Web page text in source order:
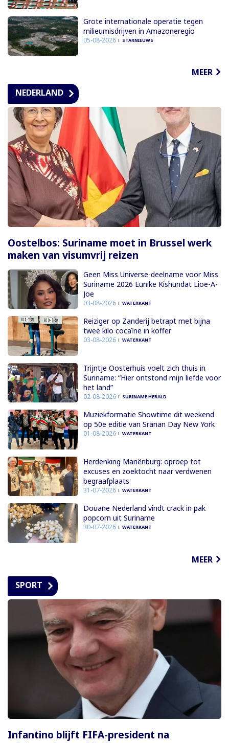
Grote internationale operatie tegen
milieumisdrijven in Amazoneregio
05-08-2026 STARNIEUWS
MEER
NEDERLAND
Oostelbos: Suriname moet in Brussel werk
maken van visumvrij reizen
Geen Miss Universe-deelname voor Miss
Suriname 2026 Eunike Kishundat Lioe-A-
Joe
03-08-2026 WATERKANT
Reiziger op Zanderij betrapt met bijna
twee kilo cocaïne in koffer
03-08-2026 WATERKANT
Trijntje Oosterhuis voelt zich thuis in
Suriname: “Hier ontstond mijn liefde voor
het land”
02-08-2026 SURINAME HERALD
Muziekformatie Showtime dit weekend
op 50e editie van Sranan Day New York
01-08-2026 WATERKANT
Herdenking Mariënburg: oproep tot
excuses en zoektocht naar verdwenen
begraafplaats
31-07-2026 WATERKANT
Douane Nederland vindt crack in pak
popcorn uit Suriname
30-07-2026 WATERKANT
MEER
SPORT
Infantino blijft FIFA-president na